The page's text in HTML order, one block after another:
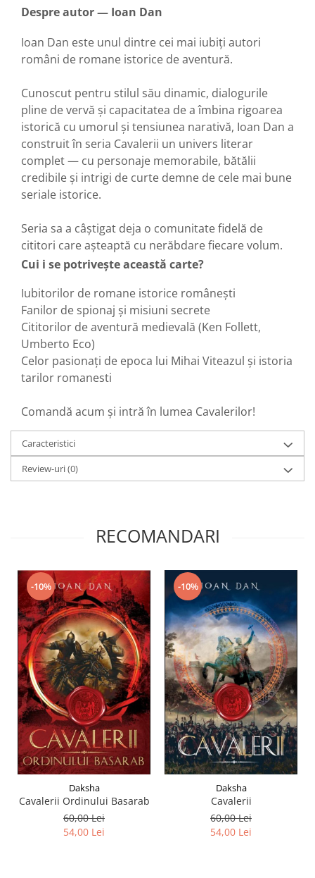
Despre autor — Ioan Dan
Ioan Dan este unul dintre cei mai iubiți autori
români de romane istorice de aventură.
Cunoscut pentru stilul său dinamic, dialogurile
pline de vervă și capacitatea de a îmbina rigoarea
istorică cu umorul și tensiunea narativă, Ioan Dan a
construit în seria Cavalerii un univers literar
complet — cu personaje memorabile, bătălii
credibile și intrigi de curte demne de cele mai bune
seriale istorice.
Seria sa a câștigat deja o comunitate fidelă de
cititori care așteaptă cu nerăbdare fiecare volum.
Cui i se potrivește această carte?
Iubitorilor de romane istorice românești
Fanilor de spionaj și misiuni secrete
Cititorilor de aventură medievală (Ken Follett,
Umberto Eco)
Celor pasionați de epoca lui Mihai Viteazul și istoria
tarilor romanesti
Comandă acum și intră în lumea Cavalerilor!
Caracteristici
Review-uri(0)
RECOMANDARI
-10%
Daksha
Cavalerii Ordinului Basarab
60,00 Lei
54,00 Lei
-10%
Daksha
Cavalerii
60,00 Lei
54,00 Lei